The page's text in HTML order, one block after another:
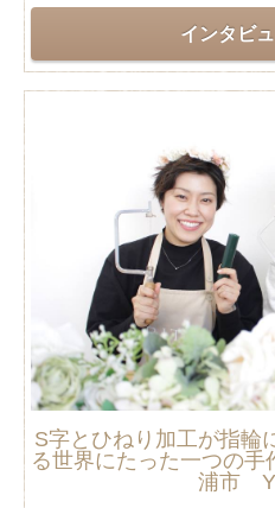
インタビ
S字とひねり加工が指輪
る世界にたった一つの
浦市 Y